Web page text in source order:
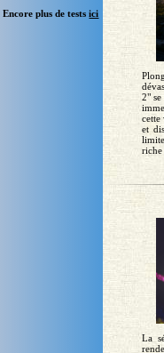
Encore plus de testsici
2"
cette
et
riche
La